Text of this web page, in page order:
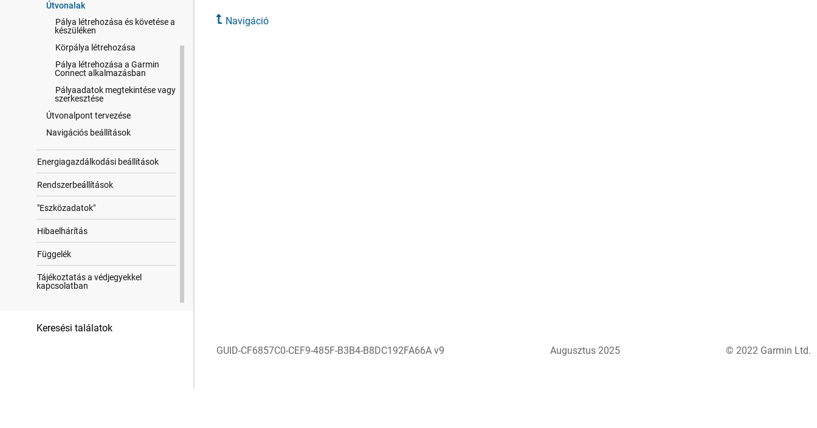
Útvonalak
Pálya létrehozása és követése a
készüléken
Körpálya létrehozása
Pálya létrehozása a Garmin
Connect alkalmazásban
Pályaadatok megtekintése vagy
szerkesztése
Útvonalpont tervezése
Navigációs beállítások
Energiagazdálkodási beállítások
Rendszerbeállítások
"Eszközadatok"
Hibaelhárítás
Függelék
Tájékoztatás a védjegyekkel
kapcsolatban
Keresési találatok
Navigáció
GUID-CF6857C0-CEF9-485F-B3B4-B8DC192FA66A v9 Augusztus 2025 © 2022 Garmin Ltd.